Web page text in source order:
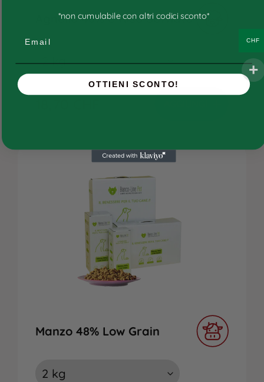
FAQs
Agnello 48% e Riso Soffiato
Manzo 48% Low Grain
CHF
*non cumulabile con altri codici sconto*
OTTIENI SCONTO!